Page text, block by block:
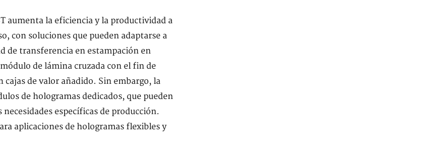
aumenta la eficiencia y la productividad a
con soluciones que pueden adaptarse a
de transferencia en estampación en
de lámina cruzada con el fin de
de valor añadido. Sin embargo, la
de hologramas dedicados, que pueden
específicas de producción.
aplicaciones de hologramas flexibles y